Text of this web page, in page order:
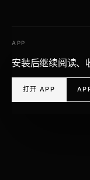
APP
安装后继续阅读、
打开 APP